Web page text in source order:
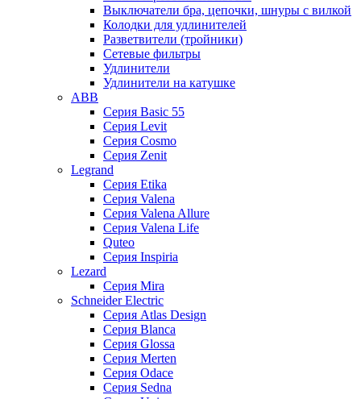
Выключатели бра, цепочки, шнуры с вилкой
Колодки для удлинителей
Разветвители (тройники)
Сетевые фильтры
Удлинители
Удлинители на катушке
ABB
Серия Basic 55
Серия Levit
Серия Cosmo
Серия Zenit
Legrand
Серия Etika
Серия Valena
Серия Valena Allure
Серия Valena Life
Quteo
Серия Inspiria
Lezard
Серия Mira
Schneider Electric
Серия Atlas Design
Серия Blanca
Серия Glossa
Серия Merten
Серия Odace
Серия Sedna